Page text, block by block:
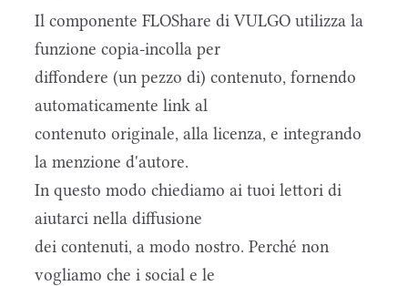
Il componente FLOShare di VULGO utilizza la
funzione copia-incolla per
diffondere (un pezzo di) contenuto, fornendo
automaticamente link al
contenuto originale, alla licenza, e integrando
la menzione d'autore.
In questo modo chiediamo ai tuoi lettori di
aiutarci nella diffusione
dei contenuti, a modo nostro. Perché non
vogliamo che i social e le